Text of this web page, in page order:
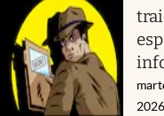
2026